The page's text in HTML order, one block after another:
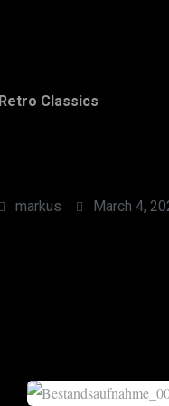
Retro Classics
markus March 4,